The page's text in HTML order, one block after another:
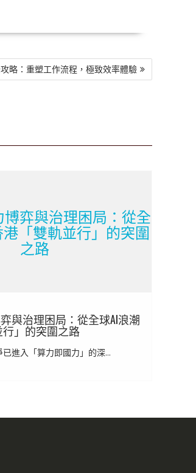
略：重塑工作流程，極致效率體驗
博弈與治理困局：從全
「雙軌並行」的突圍
之路
與治理困局：從全球AI浪潮
」的突圍之路
進入「算力即國力」的深...